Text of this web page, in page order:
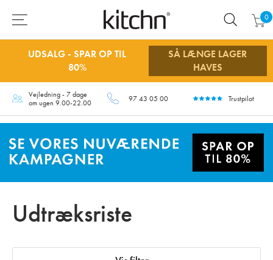
0
UDSALG - SPAR OP TIL
80%
SÅ LÆNGE LAGER
HAVES
Vejledning - 7 dage
om ugen 9.00-22.00
97 43 05 00 Trustpilot
Udtræksriste